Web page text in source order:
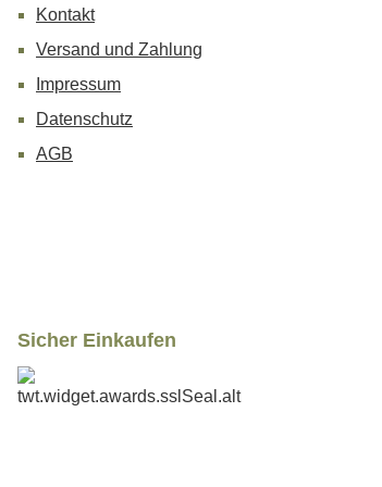
Kontakt
Versand und Zahlung
Impressum
Datenschutz
AGB
Sicher Einkaufen